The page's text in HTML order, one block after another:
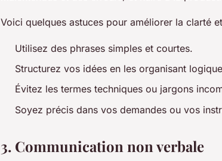
Voici quelques astuces pour améliorer la clarté
Utilisez des phrases simples et courtes.
Structurez vos idées en les organisant
Évitez les termes techniques ou jargons
Soyez précis dans vos demandes ou vos
3. Communication non verbale